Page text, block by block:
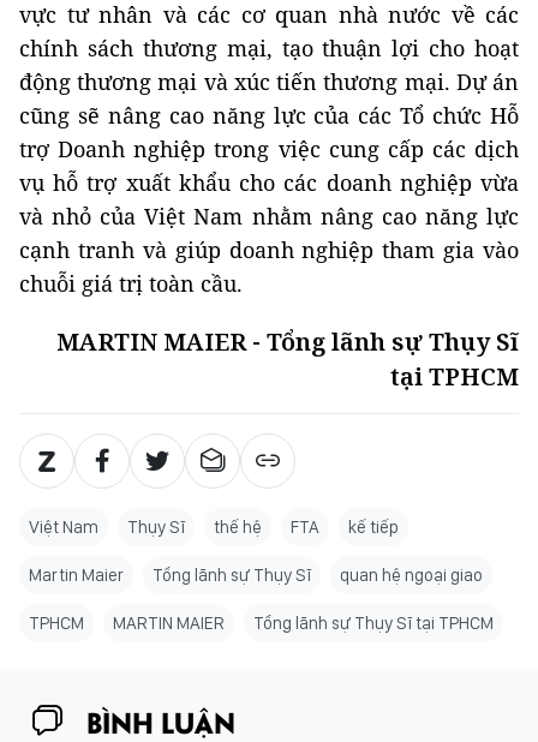
vực tư nhân và các cơ quan nhà nước về các
chính sách thương mại, tạo thuận lợi cho hoạt
động thương mại và xúc tiến thương mại. Dự án
cũng sẽ nâng cao năng lực của các Tổ chức Hỗ
trợ Doanh nghiệp trong việc cung cấp các dịch
vụ hỗ trợ xuất khẩu cho các doanh nghiệp vừa
và nhỏ của Việt Nam nhằm nâng cao năng lực
cạnh tranh và giúp doanh nghiệp tham gia vào
chuỗi giá trị toàn cầu.
MARTIN MAIER - Tổng lãnh sự Thụy Sĩ
tại TPHCM
Việt Nam Thụy Sĩ thế hệ FTA kế tiếp
Martin Maier Tổng lãnh sự Thụy Sĩ quan hệ ngoại giao
TPHCM MARTIN MAIER Tổng lãnh sự Thụy Sĩ tại TPHCM
BÌNH LUẬN